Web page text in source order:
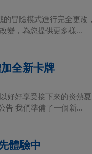
冒險模式進行完全更
變，為您提供更多樣...
全新卡牌
好好享受接下來的炎熱
告 我們準備了一個新...
體驗中